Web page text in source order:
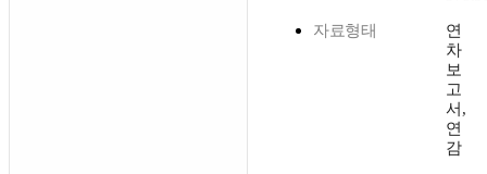
자료형태
연
차
보
고
서,
연
감